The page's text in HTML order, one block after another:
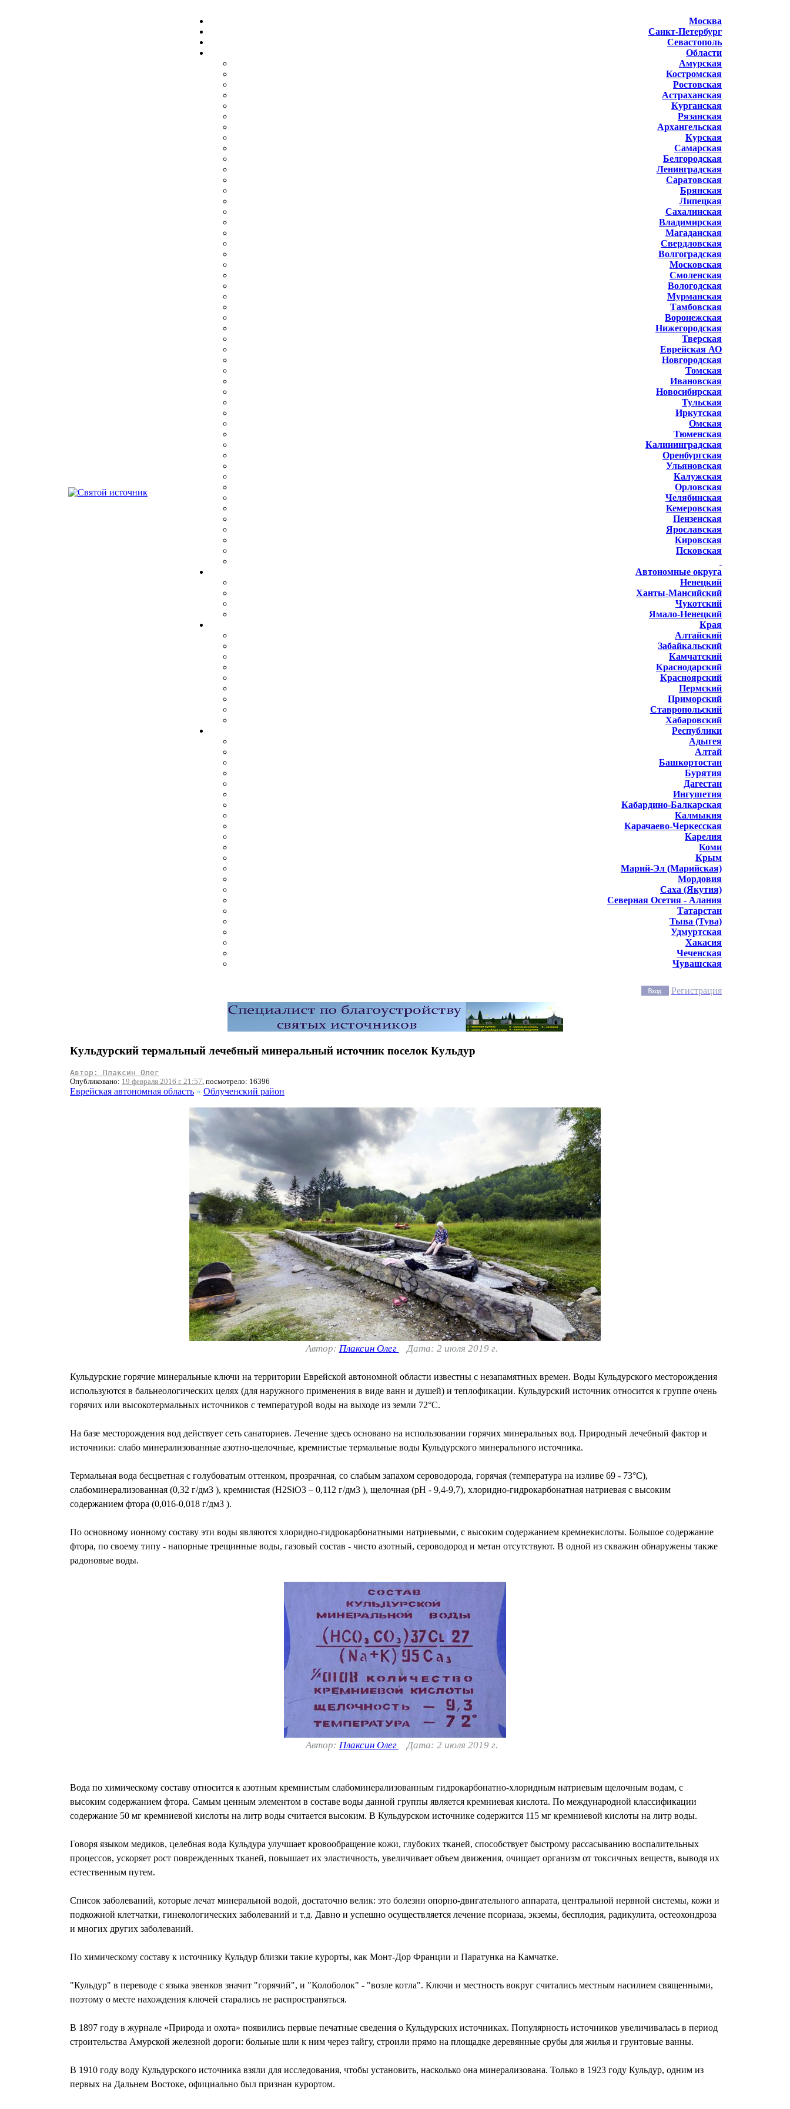
Москва
Санкт-Петербург
Севастополь
Области
Амурская
Костромская
Ростовская
Астраханская
Курганская
Рязанская
Архангельская
Курская
Самарская
Белгородская
Ленинградская
Саратовская
Брянская
Липецкая
Сахалинская
Владимирская
Магаданская
Свердловская
Волгоградская
Московская
Смоленская
Вологодская
Мурманская
Тамбовская
Воронежская
Нижегородская
Тверская
Еврейская АО
Новгородская
Томская
Ивановская
Новосибирская
Тульская
Иркутская
Омская
Тюменская
Калининградская
Оренбургская
Ульяновская
Калужская
Орловская
Челябинская
Кемеровская
Пензенская
Ярославская
Кировская
Псковская
Автономные округа
Ненецкий
Ханты-Мансийский
Чукотский
Ямало-Ненецкий
Края
Алтайский
Забайкальский
Камчатский
Краснодарский
Красноярский
Пермский
Приморский
Ставропольский
Хабаровский
Республики
Адыгея
Алтай
Башкортостан
Бурятия
Дагестан
Ингушетия
Кабардино-Балкарская
Калмыкия
Карачаево-Черкесская
Карелия
Коми
Крым
Марий-Эл (Марийская)
Мордовия
Саха (Якутия)
Северная Осетия - Алания
Татарстан
Тыва (Тува)
Удмуртская
Хакасия
Чеченская
Чувашская
Регистрация
Кульдурский термальный лечебный минеральный источник поселок Кульдур
Автор: Плаксин Олег
Опубликовано: 19 февраля 2016 г. 21:57, посмотрело: 16396
Еврейская автономная область » Облученский район
Автор: Плаксин Олег Дата: 2 июля 2019 г.
Кульдурские горячие минеральные ключи на территории Еврейской автономной области известны с незапамятных времен. Воды Кульдурского месторождения
используются в бальнеологических целях (для наружного применения в виде ванн и душей) и теплофикации. Кульдурский источник относится к группе очень
горячих или высокотермальных источников с температурой воды на выходе из земли 72°С.
На базе месторождения вод действует сеть санаториев. Лечение здесь основано на использовании горячих минеральных вод. Природный лечебный фактор и
источники: слабо минерализованные азотно-щелочные, кремнистые термальные воды Кульдурского минерального источника.
Термальная вода бесцветная с голубоватым оттенком, прозрачная, со слабым запахом сероводорода, горячая (температура на изливе 69 - 73°С),
слабоминерализованная (0,32 г/дм3 ), кремнистая (H2SiO3 – 0,112 г/дм3 ), щелочная (pH - 9,4-9,7), хлоридно-гидрокарбонатная натриевая с высоким
содержанием фтора (0,016-0,018 г/дм3 ).
По основному ионному составу эти воды являются хлоридно-гидрокарбонатными натриевыми, с высоким содержанием кремнекислоты. Большое содержание
фтора, по своему типу - напорные трещинные воды, газовый состав - чисто азотный, сероводород и метан отсутствуют. В одной из скважин обнаружены также
радоновые воды.
Автор: Плаксин Олег Дата: 2 июля 2019 г.
Вода по химическому составу относится к азотным кремнистым слабоминерализованным гидрокарбонатно-хлоридным натриевым щелочным водам, с
высоким содержанием фтора. Самым ценным элементом в составе воды данной группы является кремниевая кислота. По международной классификации
содержание 50 мг кремниевой кислоты на литр воды считается высоким. В Кульдурском источнике содержится 115 мг кремниевой кислоты на литр воды.
Говоря языком медиков, целебная вода Кульдура улучшает кровообращение кожи, глубоких тканей, способствует быстрому рассасыванию воспалительных
процессов, ускоряет рост поврежденных тканей, повышает их эластичность, увеличивает объем движения, очищает организм от токсичных веществ, выводя их
естественным путем.
Список заболеваний, которые лечат минеральной водой, достаточно велик: это болезни опорно-двигательного аппарата, центральной нервной системы, кожи и
подкожной клетчатки, гинекологических заболеваний и т.д. Давно и успешно осуществляется лечение псориаза, экземы, бесплодия, радикулита, остеохондроза
и многих других заболеваний.
По химическому составу к источни­ку Кульдур близки такие курорты, как Монт-Дор Франции и Паратунка на Камчатке.
"Кульдур" в переводе с языка эвенков значит "горячий", и "Колоболок" - "возле котла". Ключи и местность вокруг считались местным насилием священными,
поэтому о месте нахождения ключей старались не распространяться.
В 1897 году в журнале «Природа и охота» появились первые печат­ные сведения о Кульдурских источниках. Попу­лярность источников увеличивалась в период
строительства Амурской железной дороги: больные шли к ним через тайгу, строили прямо на площадке деревянные срубы для жилья и грунтовые ванны.
В 1910 году воду Кульдурского источника взяли для исследования, чтобы установить, насколько она минерализована. Только в 1923 году Кульдур, одним из
первых на Дальнем Востоке, официально был признан курортом.